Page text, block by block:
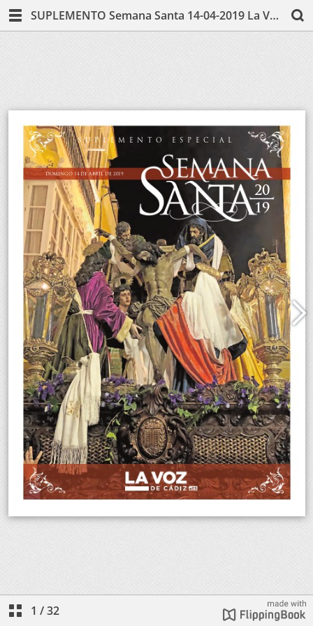
SUPLEMENTO Semana Santa 14-04-2019 La Voz de Cádiz
1 /32